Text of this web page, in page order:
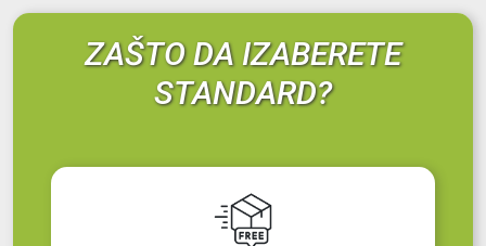
ZAŠTO DA IZABERETE
STANDARD?